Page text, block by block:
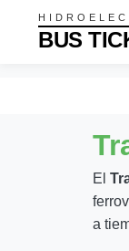
BUS
El
a